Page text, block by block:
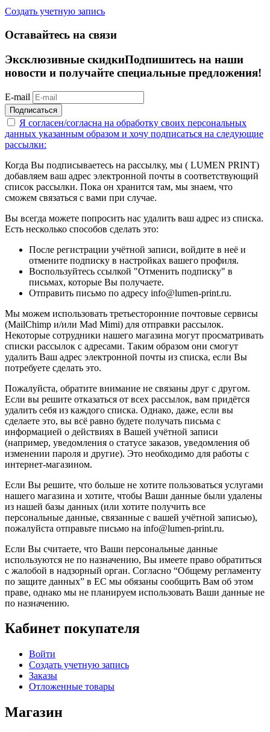
Создать учетную запись
Оставайтесь на связи
Эксклюзивные скидкиПодпишитесь на наши
новости и получайте специальные предложения!
E-mail
Подписаться
Я согласен/согласна на обработку своих персональных
данных указанным образом и хочу подписаться на следующие
рассылки:
Когда Вы подписываетесь на рассылку, мы ( LUMEN PRINT)
добавляем ваш адрес электронной почты в соответствующий
список рассылки. Пока он хранится там, мы знаем, что
сможем связаться с вами при случае.
Вы всегда можете попросить нас удалить ваш адрес из списка.
Есть несколько способов сделать это:
После регистрации учётной записи, войдите в неё и
отмените подписку в настройках вашего профиля.
Воспользуйтесь ссылкой "Отменить подписку" в
письмах, которые Вы получаете.
Отправить письмо по адресу info@lumen-print.ru.
Мы можем использовать третьесторонние почтовые сервисы
(MailChimp и/или Mad Mimi) для отправки рассылок.
Некоторые сотрудники нашего магазина могут просматривать
списки рассылок с адресами. Таким образом они смогут
удалить Ваш адрес электронной почты из списка, если Вы
потребуете сделать это.
Пожалуйста, обратите внимание не связаны друг с другом.
Если вы решите отказаться от всех рассылок, вам придётся
удалить себя из каждого списка. Однако, даже, если вы
сделаете это, вы всё равно будете получать письма с
информацией о действиях в Вашей учётной записи
(например, уведомления о статусе заказов, уведомления об
изменении пароля и другие). Это необходимо для работы с
интернет-магазином.
Если Вы решите, что больше не хотите пользоваться услугами
нашего магазина и хотите, чтобы Ваши данные были удалены
из нашей базы данных (или хотите получить все
персональные данные, связанные с вашей учётной записью),
пожалуйста отправьте письмо на info@lumen-print.ru.
Если Вы считаете, что Ваши персональные данные
используются не по назначению, Вы имеете право обратиться
с жалобой в надзорный орган. Согласно “Общему регламенту
по защите данных” в ЕС мы обязаны сообщить Вам об этом
праве, однако мы не планируем использовать Ваши данные не
по назначению.
Кабинет покупателя
Войти
Создать учетную запись
Заказы
Отложенные товары
Магазин